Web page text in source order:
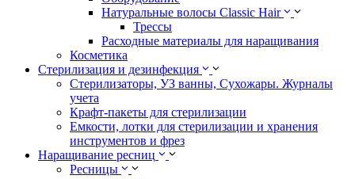
Натуральные волосы Classic Hair
Трессы
Расходные материалы для наращивания
Косметика
Стерилизация и дезинфекция
Стерилизаторы, УЗ ванны, Сухожары. Журналы
учета
Крафт-пакеты для стерилизации
Емкости, лотки для стерилизации и хранения
инструментов и фрез
Наращивание ресниц
Ресницы